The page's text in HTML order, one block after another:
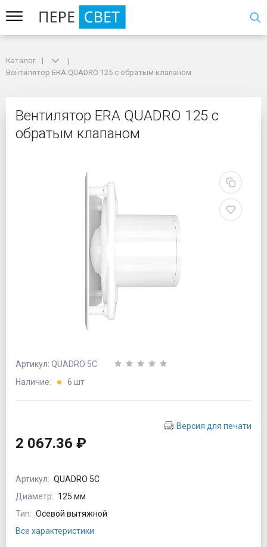
Вентилятор ERA QUADRO 125 с обратым клапаном
Вентилятор ERA
Каталог
Вентилятор ERA QUADRO 125 с обратым клапаном
Вентилятор ERA QUADRO 125 с
обратым клапаном
Артикул: QUADRO 5C
Наличие:
6 шт
Версия для печати
2 067.36 ₽
Артикул: QUADRO 5C
Диаметр: 125 мм
Тип: Осевой вытяжной
Все характеристики